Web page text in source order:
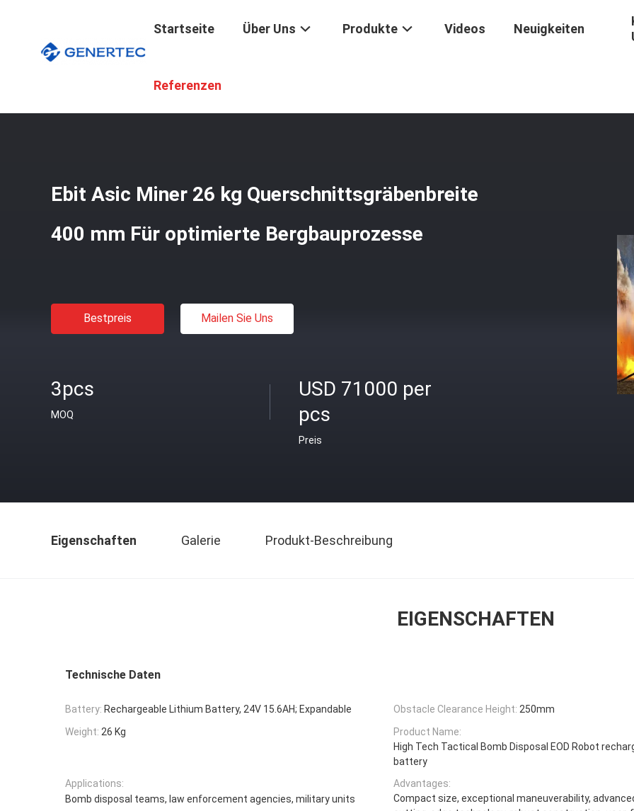
Startseite Über Uns Produkte Videos Neuigkeiten
Referenzen
Ebit Asic Miner 26 kg Querschnittsgräbenbreite
400 mm Für optimierte Bergbauprozesse
Bestpreis Mailen Sie Uns
3pcs
MOQ
USD 71000 per
pcs
Preis
Eigenschaften Galerie Produkt-Beschreibung
EIGENSCHAFTEN
Technische Daten
Battery: Rechargeable Lithium Battery, 24V 15.6AH; Expandable Obstacle Clearance Height: 250mm
Weight: 26 Kg
Product Name:
High Tech Tactical Bomb Disposal EOD Robot
battery
Applications:
Bomb disposal teams, law enforcement agencies, military units
Advantages:
Compact size, exceptional maneuverability,